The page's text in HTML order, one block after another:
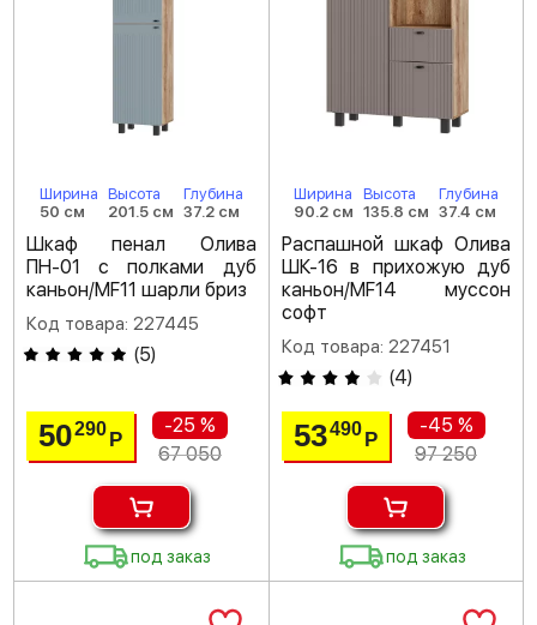
Ширина
50 см
Высота
201.5 см
Глубина
37.2 см
Шкаф пенал Олива
ПН-01 с полками дуб
каньон/MF11 шарли бриз
Код товара: 227445
(5)
50290Р
-25 %
67 050
под заказ
Ширина
90.2 см
Высота
135.8 см
Глубина
37.4 см
Распашной шкаф Олива
ШК-16 в прихожую дуб
каньон/MF14 муссон
софт
Код товара: 227451
(4)
53490 Р
-45 %
97 250
под заказ